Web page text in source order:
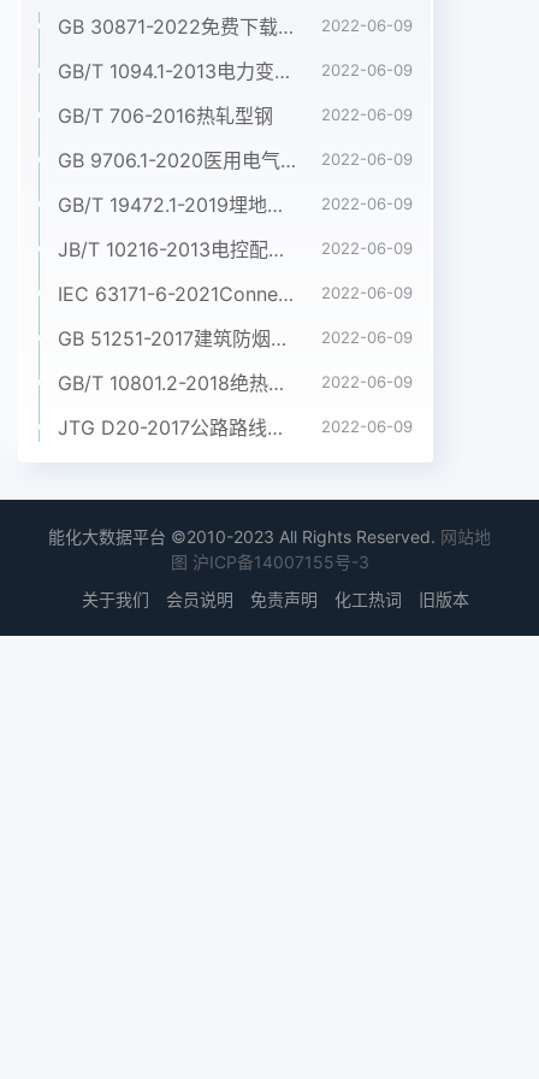
GB 30871-2022免费下载危险化学品企业特殊作业安全规范 2022-06-09
GB/T 1094.1-2013电力变压器 第1部分:总则 2022-06-09
GB/T 706-2016热轧型钢 2022-06-09
GB 9706.1-2020医用电气设备 第1部分:基本安全和基本性能的通用要求 2022-06-09
GB/T 19472.1-2019埋地用聚乙烯(PE)结构壁管道系统 第1部分:聚乙烯双壁波纹管材 2022-06-09
JB/T 10216-2013电控配电用电缆桥架 2022-06-09
IEC 63171-6-2021Connectors for electrical and electronic equipment - Part 6: Detail specification for 2-way and 4-way (data/power), shielded, free and fixed connectors for power and data transmission with frequencies up to 600 MHz 2022-06-09
GB 51251-2017建筑防烟排烟系统技术标准 2022-06-09
GB/T 10801.2-2018绝热用挤塑聚苯乙烯泡沫塑料(XPS) 2022-06-09
JTG D20-2017公路路线设计规范 2022-06-09
能化大数据平台 ©2010-2023 All Rights Reserved. 网站地
图 沪ICP备14007155号-3
关于我们
会员说明 免责声明 化工热词 旧版本